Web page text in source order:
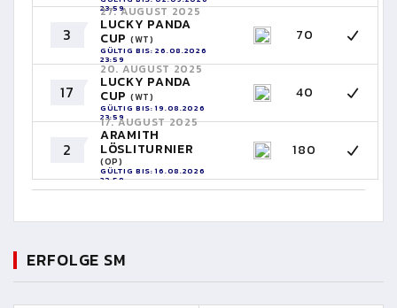
23:59
3
27. AUGUST 2025
LUCKY PANDA
CUP (WT)
GÜLTIG BIS: 26.08.2026
23:59
70
17
20. AUGUST 2025
LUCKY PANDA
CUP (WT)
GÜLTIG BIS: 19.08.2026
23:59
40
2
17. AUGUST 2025
ARAMITH
LÖSLITURNIER
(OP)
GÜLTIG BIS: 16.08.2026
23:59
180
ERFOLGE SM